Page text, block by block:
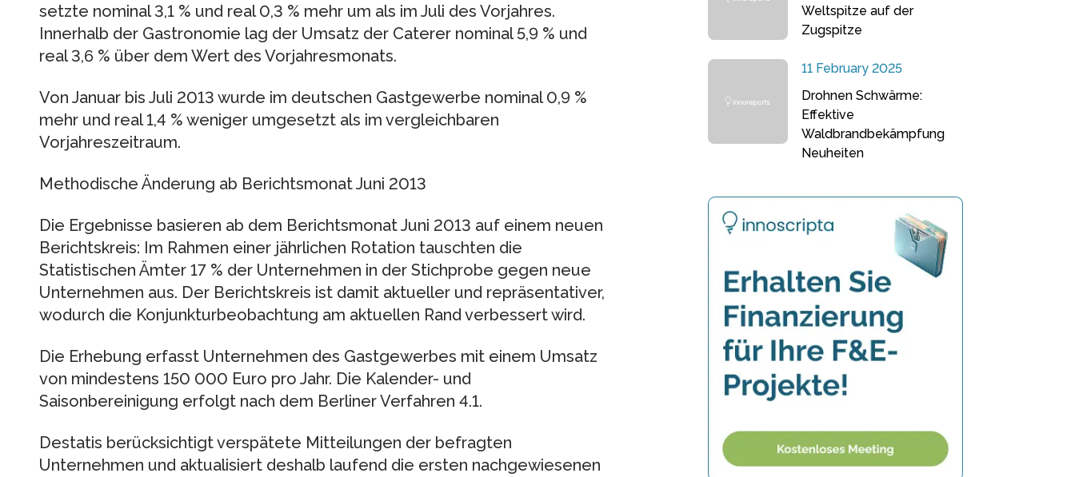
setzte nominal 3,1 % und real 0,3 % mehr um als im Juli des Vorjahres.
Innerhalb der Gastronomie lag der Umsatz der Caterer nominal 5,9 % und
real 3,6 % über dem Wert des Vorjahresmonats.
Von Januar bis Juli 2013 wurde im deutschen Gastgewerbe nominal 0,9 %
mehr und real 1,4 % weniger umgesetzt als im vergleichbaren
Vorjahreszeitraum.
Methodische Änderung ab Berichtsmonat Juni 2013
Die Ergebnisse basieren ab dem Berichtsmonat Juni 2013 auf einem neuen
Berichtskreis: Im Rahmen einer jährlichen Rotation tauschten die
Statistischen Ämter 17 % der Unternehmen in der Stichprobe gegen neue
Unternehmen aus. Der Berichtskreis ist damit aktueller und repräsentativer,
wodurch die Konjunkturbeobachtung am aktuellen Rand verbessert wird.
Die Erhebung erfasst Unternehmen des Gastgewerbes mit einem Umsatz
von mindestens 150 000 Euro pro Jahr. Die Kalender- und
Saisonbereinigung erfolgt nach dem Berliner Verfahren 4.1.
Destatis berücksichtigt verspätete Mitteilungen der befragten
Unternehmen und aktualisiert deshalb laufend die ersten nachgewiesenen
Weltspitze auf der
Zugspitze
11 February 2025
Drohnen Schwärme:
Effektive
Waldbrandbekämpfung
Neuheiten